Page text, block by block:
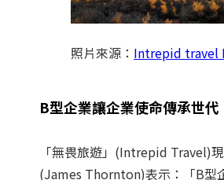
照片來源： Intrepid travel
B型企業讓企業使命傳承世代
「無畏旅遊」(Intrepid Travel)
(James Thornton)表示：「B型